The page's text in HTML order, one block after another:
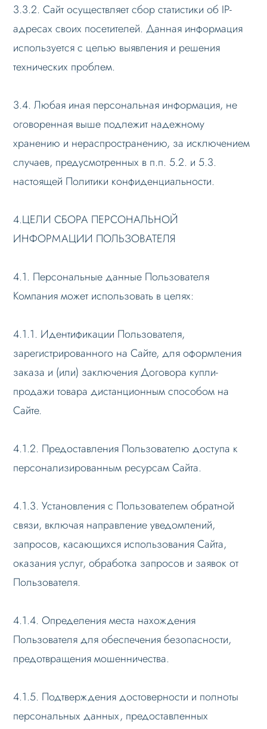
3.3.2. Сайт осуществляет сбор статистики об IP-
адресах своих посетителей. Данная информация
используется с целью выявления и решения
технических проблем.
3.4. Любая иная персональная информация, не
оговоренная выше подлежит надежному
хранению и нераспространению, за исключением
случаев, предусмотренных в п.п. 5.2. и 5.3.
настоящей Политики конфиденциальности.
4.ЦЕЛИ СБОРА ПЕРСОНАЛЬНОЙ
ИНФОРМАЦИИ ПОЛЬЗОВАТЕЛЯ
4.1. Персональные данные Пользователя
Компания может использовать в целях:
4.1.1. Идентификации Пользователя,
зарегистрированного на Сайте, для оформления
заказа и (или) заключения Договора купли-
продажи товара дистанционным способом на
Сайте.
4.1.2. Предоставления Пользователю доступа к
персонализированным ресурсам Сайта.
4.1.3. Установления с Пользователем обратной
связи, включая направление уведомлений,
запросов, касающихся использования Сайта,
оказания услуг, обработка запросов и заявок от
Пользователя.
4.1.4. Определения места нахождения
Пользователя для обеспечения безопасности,
предотвращения мошенничества.
4.1.5. Подтверждения достоверности и полноты
персональных данных, предоставленных